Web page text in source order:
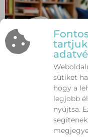
tartjuk
sütiket
hogy a
legjobb
nyújtsa.
segítenek